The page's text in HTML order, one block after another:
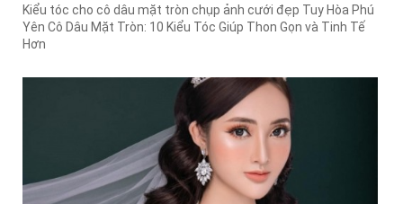
Kiểu tóc cho cô dâu mặt tròn chụp ảnh cưới đẹp Tuy Hòa Phú
Yên Cô Dâu Mặt Tròn: 10 Kiểu Tóc Giúp Thon Gọn và Tinh Tế
Hơn